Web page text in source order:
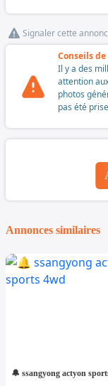
Signaler cette
Conseils
Il y a des
attention
photos
pas été
Annonces similaires
🔔 ssangyong actyon